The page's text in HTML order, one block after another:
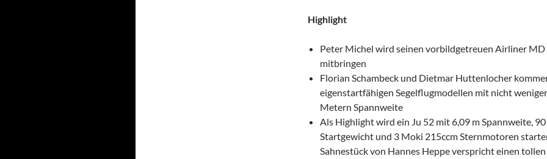
Highlight
Peter Michel wird seinen vorbildgetreuen Airliner MD
mitbringen
Florian Schambeck und Dietmar Huttenlocher
eigenstartfähigen Segelflugmodellen mit nicht
Metern Spannweite
Als Highlight wird ein Ju 52 mit 6,09 m Spannweite, 90
Startgewicht und 3 Moki 215ccm Sternmotoren
Sahnestück von Hannes Heppe verspricht einen